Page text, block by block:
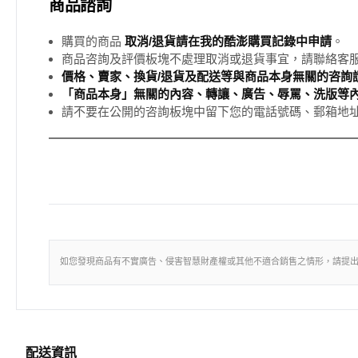
商品諮詢
購買的商品 取消/退貨請在我的酷澎購買記錄中申請 。
商品咨詢及評價板塊不處理取消或退貨事宜，請聯絡客
價格、賣家、換貨/退貨及配送等與商品本身無關的咨詢
「商品本身」無關的內容、轉讓、廣告、辱罵、洗版等
請不要在公開的咨詢板塊中留下您的電話號碼、郵箱地
如您發現商品有不實廣告、侵害智慧財產權或其他不適合銷售之情形，請提
配送資訊